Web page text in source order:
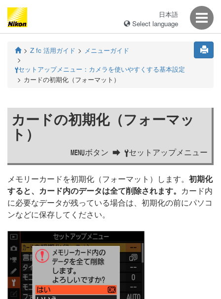
日本語
Select language
Z fc 活用ガイド メニューガイド
Bセットアップメニュー：カメラを使いやすくする基本設定
カードの初期化（フォーマット）
カードの初期化（フォーマッ
ト）
Gボタン Bセットアップメニュー
メモリーカードを初期化（フォーマット）します。 初期化
すると、カード内のデータは全て削除されます。 カード内
に必要なデータが残っている場合は、初期化の前にパソコ
ンなどに保存してください。